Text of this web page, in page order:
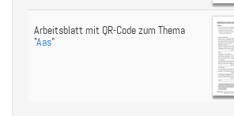
Arbeitsblatt mit QR-Code zum Thema
"Aas"